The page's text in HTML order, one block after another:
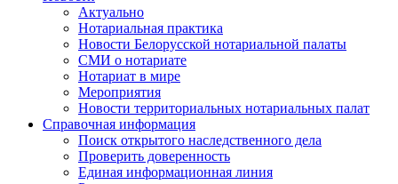
Актуально
Нотариальная практика
Новости Белорусской нотариальной палаты
СМИ о нотариате
Нотариат в мире
Мероприятия
Новости территориальных нотариальных палат
Справочная информация
Поиск открытого наследственного дела
Проверить доверенность
Единая информационная линия